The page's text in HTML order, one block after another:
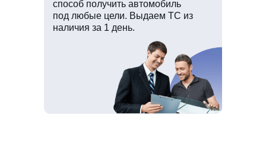
способ получить автомобиль
под любые цели. Выдаем ТС из
наличия за 1 день.